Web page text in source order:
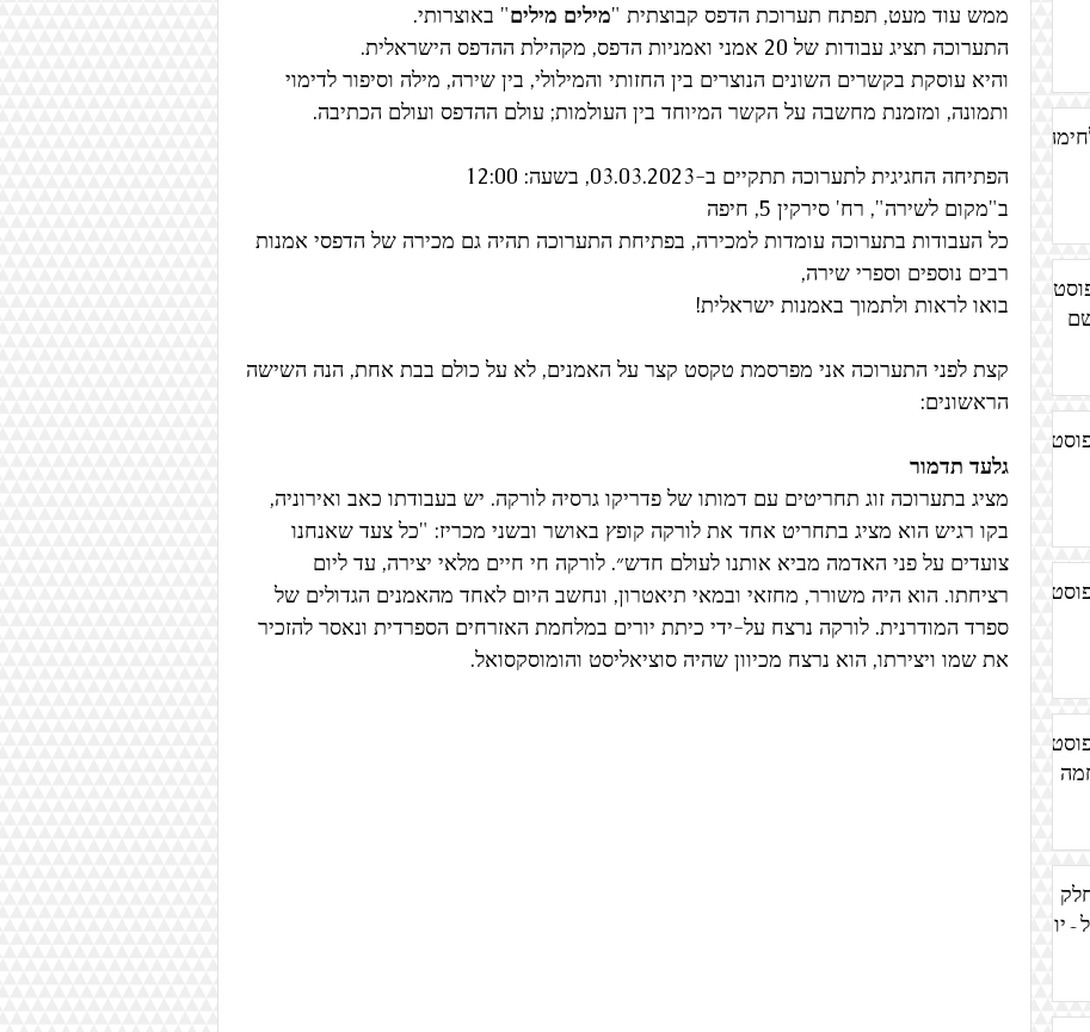
הדפס הסטוריה/ תולדות האמנות אמנות עתיקה מחאה ריאליזם
אמנות גוף אמנות אדמה אמנות חיות בעלי חיים 'קולאז
ממש עוד מעט, תפתח תערוכת הדפס קבוצתית "מילים מילים" באוצרותי.
התערוכה תציג עבודות של 20 אמני ואמניות הדפס, מקהילת ההדפס הישראלית.
והיא עוסקת בקשרים השונים הנוצרים בין החזותי והמילולי, בין שירה, מילה וסיפור לדימוי
ותמונה, ומזמנת מחשבה על הקשר המיוחד בין העולמות; עולם ההדפס ועולם הכתיבה.
הפתיחה החגיגית לתערוכה תתקיים ב-03.03.2023, בשעה: 12:00
ב"מקום לשירה", רח' סירקין 5, חיפה
כל העבודות בתערוכה עומדות למכירה, בפתיחת התערוכה תהיה גם מכירה של הדפסי אמנות
רבים נוספים וספרי שירה,
בואו לראות ולתמוך באמנות ישראלית!
קצת לפני התערוכה אני מפרסמת טקסט קצר על האמנים, לא על כולם בבת אחת, הנה השישה
הראשונים:
גלעד תדמור
מציג בתערוכה זוג תחריטים עם דמותו של פדריקו גרסיה לורקה. יש בעבודתו כאב ואירוניה,
בקו רגיש הוא מציג בתחריט אחד את לורקה קופץ באושר ובשני מכריז: "כל צעד שאנחנו
צועדים על פני האדמה מביא אותנו לעולם חדש״. לורקה חי חיים מלאי יצירה, עד ליום
רציחתו. הוא היה משורר, מחזאי ובמאי תיאטרון, ונחשב היום לאחד מהאמנים הגדולים של
ספרד המודרנית. לורקה נרצח על-ידי כיתת יורים במלחמת האזרחים הספרדית ונאסר להזכיר
את שמו ויצירתו, הוא נרצח מכיוון שהיה סוציאליסט והומוסקסואל.
יומן